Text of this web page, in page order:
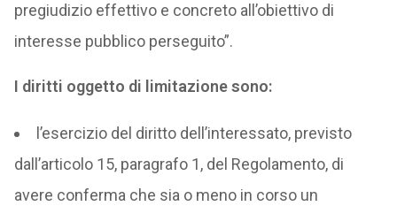
pregiudizio effettivo e concreto all’obiettivo di
interesse pubblico perseguito”.
I diritti oggetto di limitazione sono:
l’esercizio del diritto dell’interessato, previsto
dall’articolo 15, paragrafo 1, del Regolamento, di
avere conferma che sia o meno in corso un